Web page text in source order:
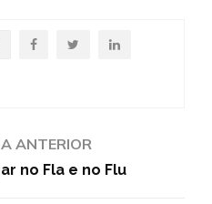
ANTERIOR
no Fla e no Flu